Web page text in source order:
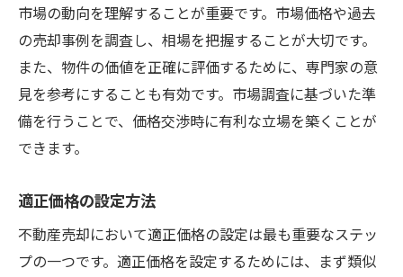
市場の動向を理解することが重要です。市場価格や過去
の売却事例を調査し、相場を把握することが大切です。
また、物件の価値を正確に評価するために、専門家の意
見を参考にすることも有効です。市場調査に基づいた準
備を行うことで、価格交渉時に有利な立場を築くことが
できます。
適正価格の設定方法
不動産売却において適正価格の設定は最も重要なステッ
プの一つです。適正価格を設定するためには、まず類似